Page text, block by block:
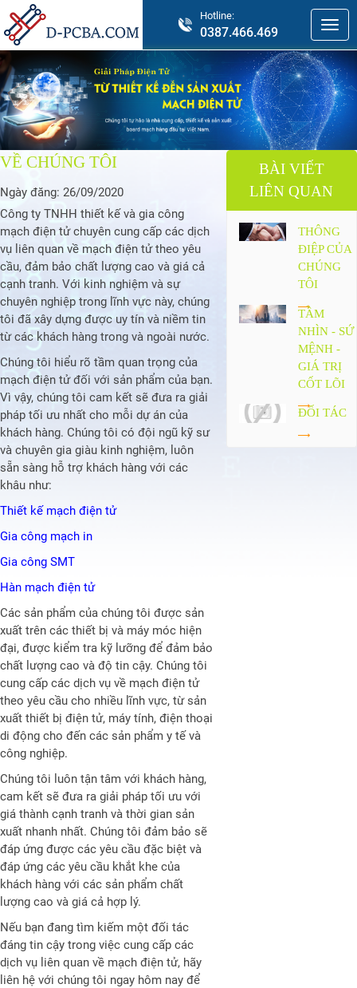
Hotline:
0387.466.469
VỀ CHÚNG TÔI
Ngày đăng: 26/09/2020
Công ty TNHH thiết kế và gia công
mạch điện tử chuyên cung cấp các dịch
vụ liên quan về mạch điện tử theo yêu
cầu, đảm bảo chất lượng cao và giá cả
cạnh tranh. Với kinh nghiệm và sự
chuyên nghiệp trong lĩnh vực này, chúng
tôi đã xây dựng được uy tín và niềm tin
từ các khách hàng trong và ngoài nước.
Chúng tôi hiểu rõ tầm quan trọng của
mạch điện tử đối với sản phẩm của bạn.
Vì vậy, chúng tôi cam kết sẽ đưa ra giải
pháp tối ưu nhất cho mỗi dự án của
khách hàng. Chúng tôi có đội ngũ kỹ sư
và chuyên gia giàu kinh nghiệm, luôn
sẵn sàng hỗ trợ khách hàng với các
khâu như:
Thiết kế mạch điện tử
Gia công mạch in
Gia công SMT
Hàn mạch điện tử
Các sản phẩm của chúng tôi được sản
xuất trên các thiết bị và máy móc hiện
đại, được kiểm tra kỹ lưỡng để đảm bảo
chất lượng cao và độ tin cậy. Chúng tôi
cung cấp các dịch vụ về mạch điện tử
theo yêu cầu cho nhiều lĩnh vực, từ sản
xuất thiết bị điện tử, máy tính, điện thoại
di động cho đến các sản phẩm y tế và
công nghiệp.
Chúng tôi luôn tận tâm với khách hàng,
cam kết sẽ đưa ra giải pháp tối ưu với
giá thành cạnh tranh và thời gian sản
xuất nhanh nhất. Chúng tôi đảm bảo sẽ
đáp ứng được các yêu cầu đặc biệt và
đáp ứng các yêu cầu khắt khe của
khách hàng với các sản phẩm chất
lượng cao và giá cả hợp lý.
Nếu bạn đang tìm kiếm một đối tác
đáng tin cậy trong việc cung cấp các
dịch vụ liên quan về mạch điện tử, hãy
liên hệ với chúng tôi ngay hôm nay để
BÀI VIẾT
LIÊN QUAN
THÔNG
ĐIỆP CỦA
CHÚNG
TÔI
TẦM
NHÌN - SỨ
MỆNH -
GIÁ TRỊ
CỐT LÕI
ĐỐI TÁC